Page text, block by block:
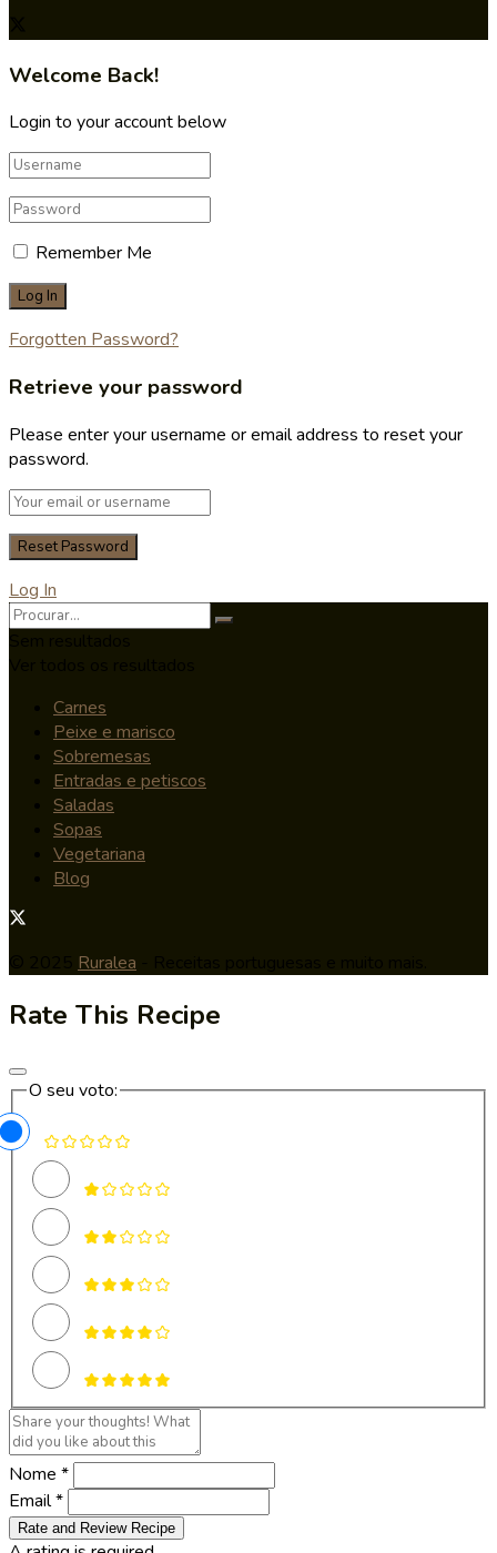
Welcome Back!
Login to your account below
Remember Me
Forgotten Password?
Retrieve your password
Please enter your username or email address to reset your
password.
Log In
Carnes
Peixe e marisco
Sobremesas
Entradas e petiscos
Saladas
Sopas
Vegetariana
Blog
Ruralea
Rate This Recipe
O seu voto:
Nome *
Email *
Rate and Review Recipe